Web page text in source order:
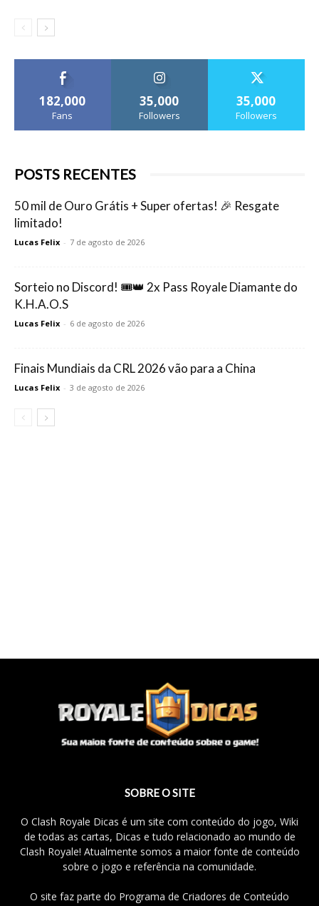
182,000
Fans
35,000
Followers
35,000
Followers
POSTS RECENTES
50 mil de Ouro Grátis + Super ofertas! 🎉 Resgate
limitado!
Lucas Felix - 7 de agosto de 2026
Sorteio no Discord! 🎟️👑 2x Pass Royale Diamante do
K.H.A.O.S
Lucas Felix - 6 de agosto de 2026
Finais Mundiais da CRL 2026 vão para a China
Lucas Felix - 3 de agosto de 2026
SOBRE O SITE
O Clash Royale Dicas é um site com conteúdo do jogo, Wiki
de todas as cartas, Dicas e tudo relacionado ao mundo de
Clash Royale! Atualmente somos a maior fonte de conteúdo
sobre o jogo e referência na comunidade.
O site faz parte do Programa de Criadores de Conteúdo